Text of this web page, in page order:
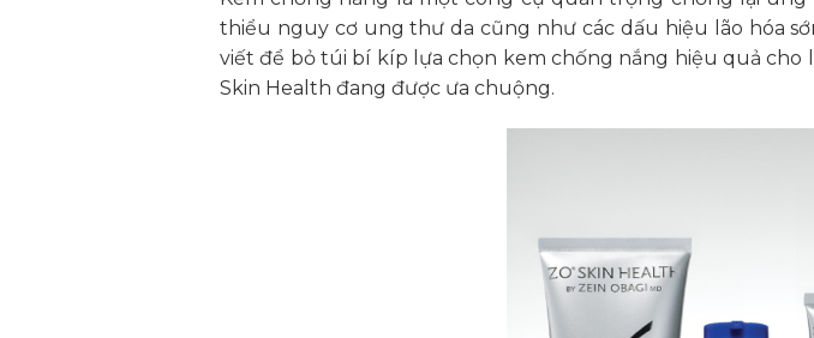
thiểu nguy cơ ung thư da cũng như các dấu hiệu lão hóa
viết để bỏ túi bí kíp lựa chọn kem chống nắng hiệu quả
Skin Health đang được ưa chuộng.